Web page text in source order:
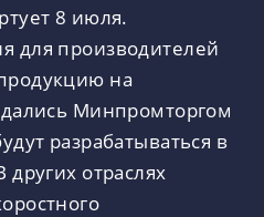
8 июля.
для производителей
на
Минпромторгом
разрабатываться в
отраслях